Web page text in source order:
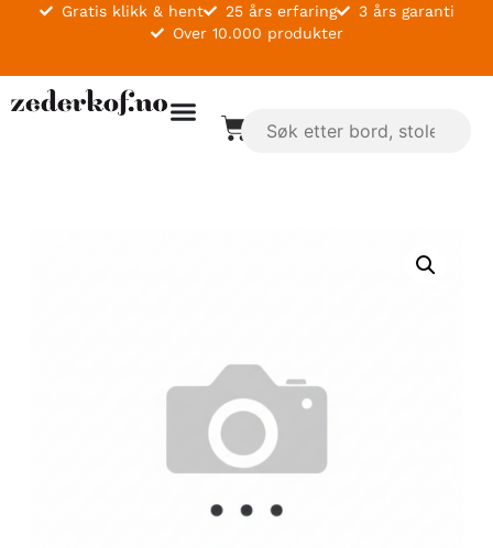
Gratis klikk & hent 25 års erfaring
3 års garanti
Over 10.000 produkter